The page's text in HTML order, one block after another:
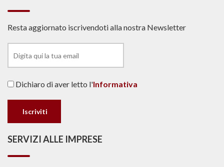
Resta aggiornato iscrivendoti alla nostra Newsletter
Dichiaro di aver letto l'Informativa
SERVIZI ALLE IMPRESE